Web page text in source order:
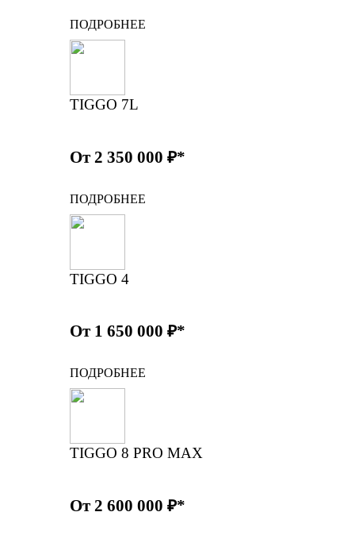
ПОДРОБНЕЕ
TIGGO 7L
От 2 350 000 ₽*
ПОДРОБНЕЕ
TIGGO 4
От 1 650 000 ₽*
ПОДРОБНЕЕ
TIGGO 8 PRO MAX
От 2 600 000 ₽*